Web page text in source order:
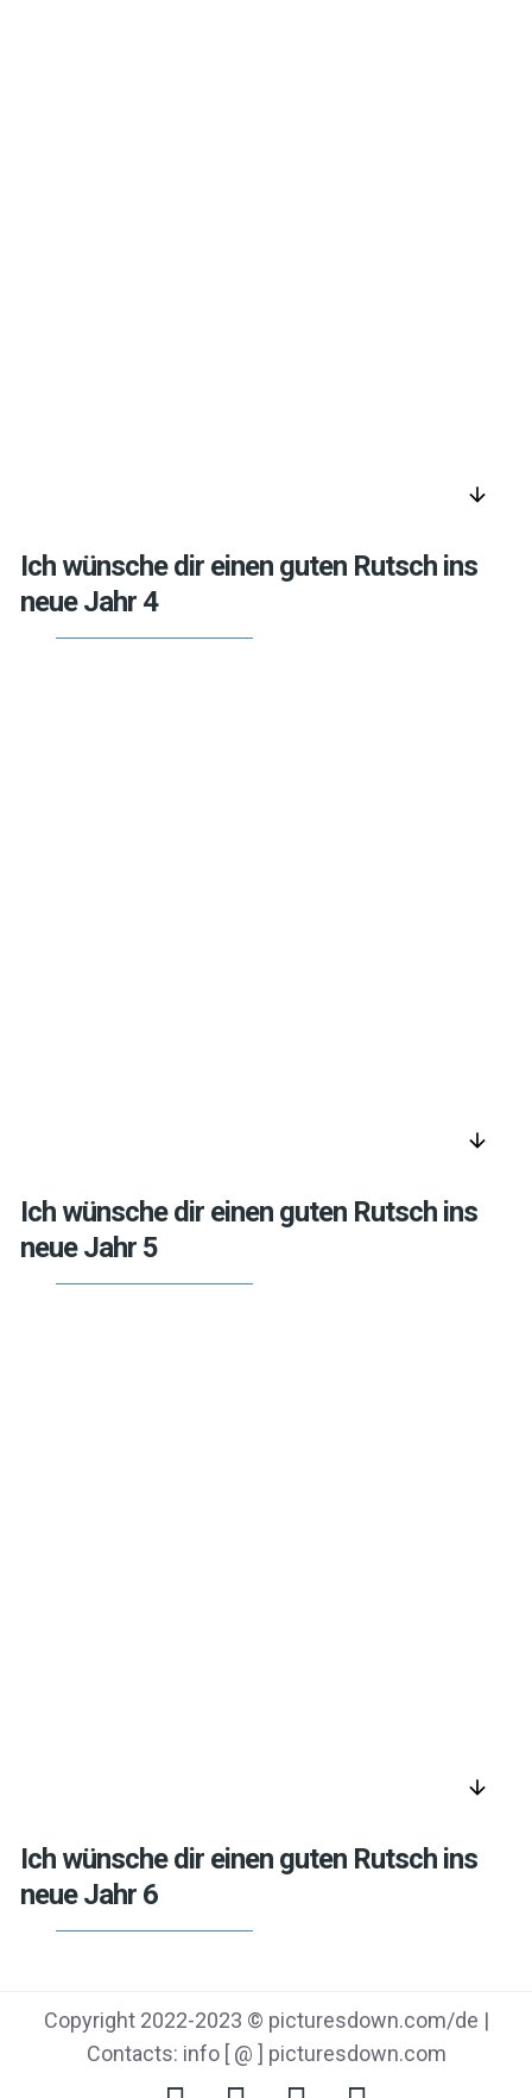
arrow_downward
Ich wünsche dir einen guten Rutsch ins
neue Jahr 4
arrow_downward
Ich wünsche dir einen guten Rutsch ins
neue Jahr 5
arrow_downward
Ich wünsche dir einen guten Rutsch ins
neue Jahr 6
Copyright 2022-2023 © picturesdown.com/de |
Contacts: info [ @ ] picturesdown.com